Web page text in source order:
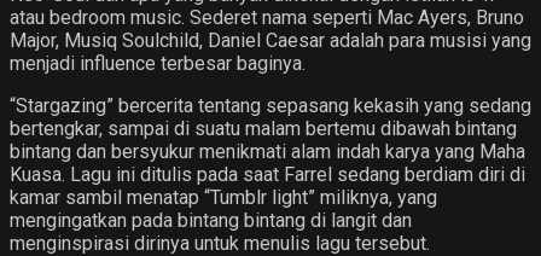
atau bedroom music. Sederet nama seperti Mac Ayers, Bruno
Major, Musiq Soulchild, Daniel Caesar adalah para musisi yang
menjadi influence terbesar baginya.
“Stargazing” bercerita tentang sepasang kekasih yang sedang
bertengkar, sampai di suatu malam bertemu dibawah bintang
bintang dan bersyukur menikmati alam indah karya yang Maha
Kuasa. Lagu ini ditulis pada saat Farrel sedang berdiam diri di
kamar sambil menatap “Tumblr light” miliknya, yang
mengingatkan pada bintang bintang di langit dan
menginspirasi dirinya untuk menulis lagu tersebut.